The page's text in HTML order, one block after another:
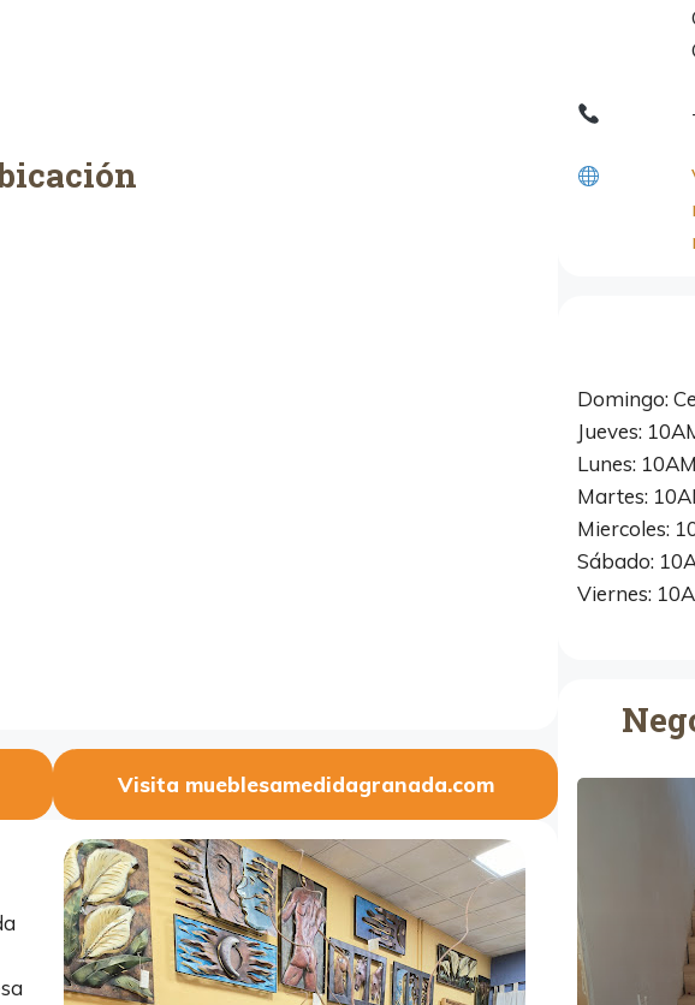
Visita mueblesamedidagranada.com
Domingo:
Jueves:
Lunes:
Martes:
Miercoles:
Sábado:
Viernes:
H
b
l
e